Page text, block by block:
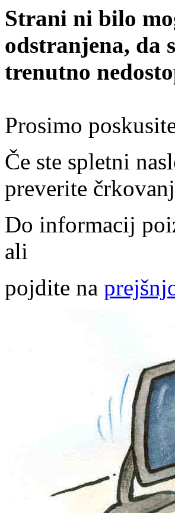
Strani ni bilo
odstranjena, da
trenutno
Prosimo
Če ste spletni
preverite
Do informacij
ali
pojdite na